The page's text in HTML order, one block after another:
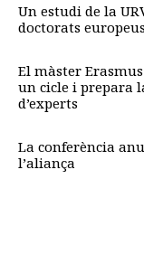
Un estudi de la
doctorats europeus
El màster
un cicle i prepara
d’experts
La conferència
l’aliança